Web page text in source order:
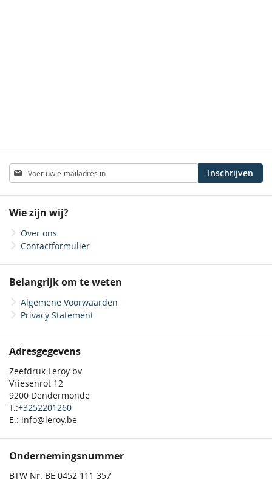
Abonneer
u
op
nieuwsbrief
Inschrijven
Wie zijn wij?
Over ons
Contactformulier
Belangrijk om te weten
Algemene Voorwaarden
Privacy Statement
Adresgegevens
Zeefdruk Leroy bv
Vriesenrot 12
9200 Dendermonde
T.:+3252201260
E.: info@leroy.be
Ondernemingsnummer
BTW Nr. BE 0452 111 357